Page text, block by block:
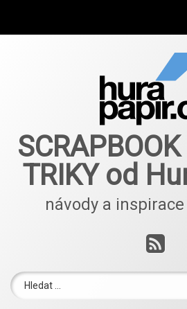
Nové nápady a inspirace
TRIKY od
návody a
RSS